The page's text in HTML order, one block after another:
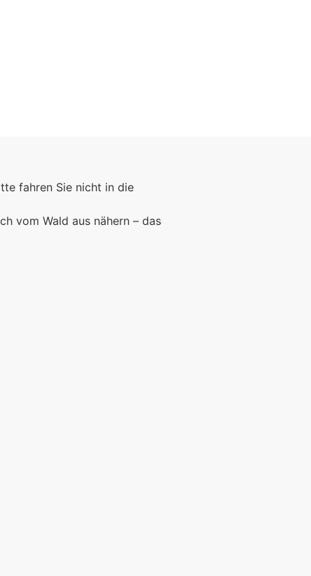
fahren Sie nicht in die
vom Wald aus nähern – das